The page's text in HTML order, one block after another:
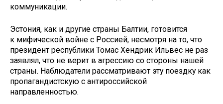
коммуникации.
Эстония, как и другие страны Балтии, готовится
к мифической войне с Россией, несмотря на то, что
президент республики Томас Хендрик Ильвес не раз
заявлял, что не верит в агрессию со стороны нашей
страны. Наблюдатели рассматривают эту поездку как
пропагандистскую с антироссийской
направленностью.